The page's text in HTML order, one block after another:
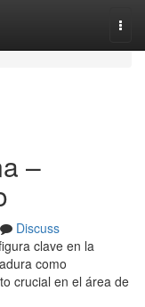
–
Discuss
clave en la
como
crucial en el área de